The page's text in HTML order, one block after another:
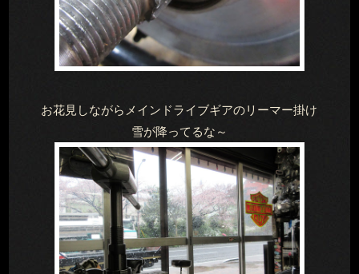
お花見しながらメインドライブギアのリーマー掛け
雪が降ってるな～